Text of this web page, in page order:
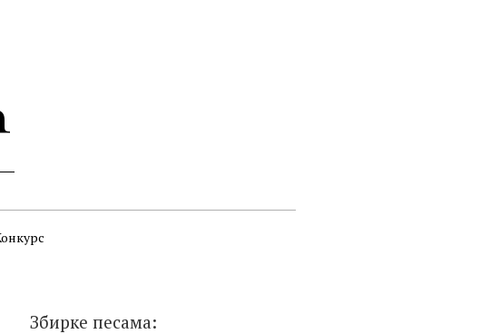
Збирке песама: